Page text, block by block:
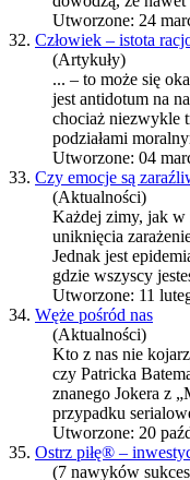
Utworzone: 24
32. Człowiek – istota
(Artykuły)
... – to może się
jest antidotum na
chociaż niezwykle
podziałami
Utworzone: 04
33. Czy emocje są
(Aktualności)
Każdej zimy, jak w
uniknięcia
Jednak jest
gdzie wszyscy
Utworzone: 11
34. Węże pośród nas
(Aktualności)
Kto z nas nie
czy Patricka
znanego Jokera z
przypadku
Utworzone: 20
35. Ostrz piłę® –
(7 nawyków